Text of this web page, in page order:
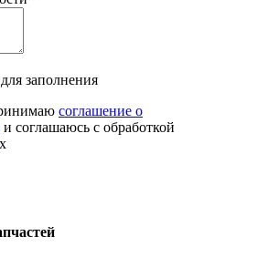
заполнения
соглашение о
и соглашаюсь с обработкой